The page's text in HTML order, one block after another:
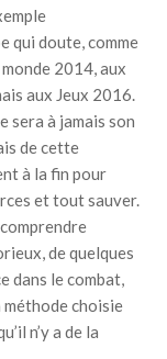
qui doute, comme
2014, aux
aux Jeux 2016.
sera à jamais son
de cette
à la fin pour
et tout sauver.
de quelques
dans le combat,
méthode choisie
n’y a de la